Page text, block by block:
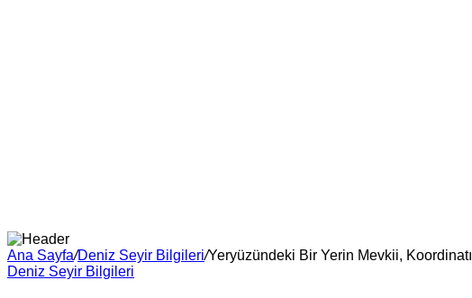
Ana Sayfa/Deniz Seyir Bilgileri/Yeryüzündeki Bir Yerin Mevkii, Koordinatı
Deniz Seyir Bilgileri